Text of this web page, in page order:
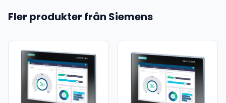
Fler produkter från Siemens